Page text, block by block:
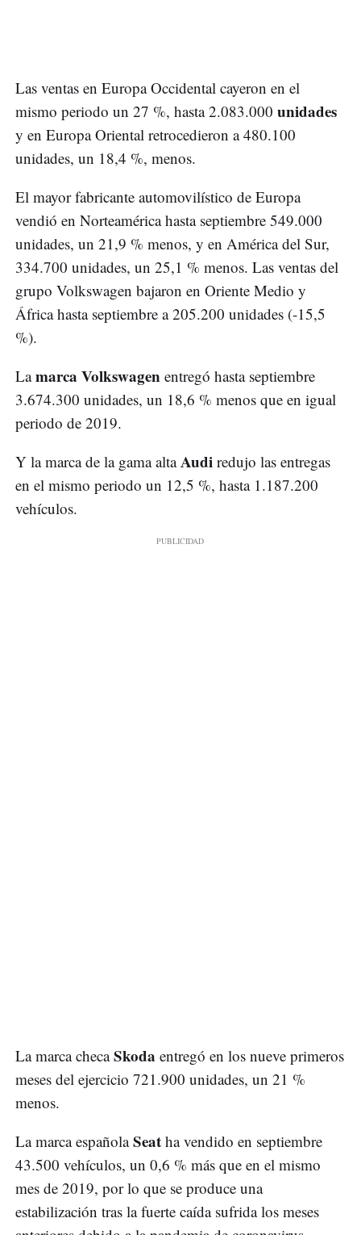
Las ventas en Europa Occidental cayeron en el
mismo periodo un 27 %, hasta 2.083.000 unidades
y en Europa Oriental retrocedieron a 480.100
unidades, un 18,4 %, menos.
El mayor fabricante automovilístico de Europa
vendió en Norteamérica hasta septiembre 549.000
unidades, un 21,9 % menos, y en América del Sur,
334.700 unidades, un 25,1 % menos. Las ventas del
grupo Volkswagen bajaron en Oriente Medio y
África hasta septiembre a 205.200 unidades (-15,5
%).
Lamarca Volkswagen entregó hasta septiembre
3.674.300 unidades, un 18,6 % menos que en igual
periodo de 2019.
Y la marca de la gama altaAudi redujo las entregas
en el mismo periodo un 12,5 %, hasta 1.187.200
vehículos.
La marca checaSkoda entregó en los nueve primeros
meses del ejercicio 721.900 unidades, un 21 %
menos.
La marca españolaSeat ha vendido en septiembre
43.500 vehículos, un 0,6 % más que en el mismo
mes de 2019, por lo que se produce una
estabilización tras la fuerte caída sufrida los meses